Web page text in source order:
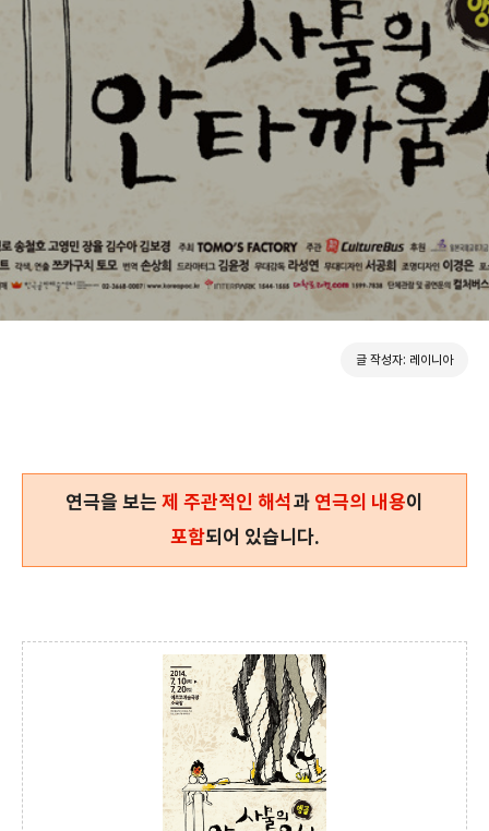
글 작성자: 레이니아
연극을 보는 제 주관적인 해석과 연극의 내용이
포함되어 있습니다.